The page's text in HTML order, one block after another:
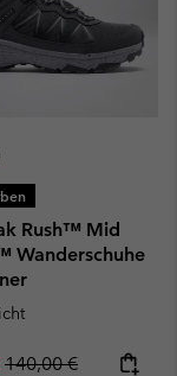
Rush™ Mid
Wanderschuhe
Regular price:
140,00 €